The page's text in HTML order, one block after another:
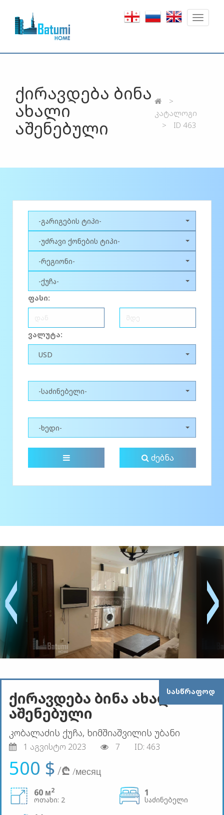
Toggle
ქირავდება ბინა
ახალი
აშენებული
კატალოგი
ID 463
-გარიგების ტიპი-
-უძრავი ქონების ტიპი-
-რეგიონი-
-ქუჩა-
ფასი:
ვალუტა:
USD
-საძინებელი-
-ხედი-
ძებნა
ᲡᲐᲡᲬᲠᲐᲤᲝᲓ
ქირავდება ბინა ახალი
აშენებული
კობალაძის ქუჩა, ხიმშიაშვილის უბანი
1 აგვისტო 2023 7 ID: 463
500 $ /₾ /месяц
60 м2
ოთახი: 2
1
საძინებელი